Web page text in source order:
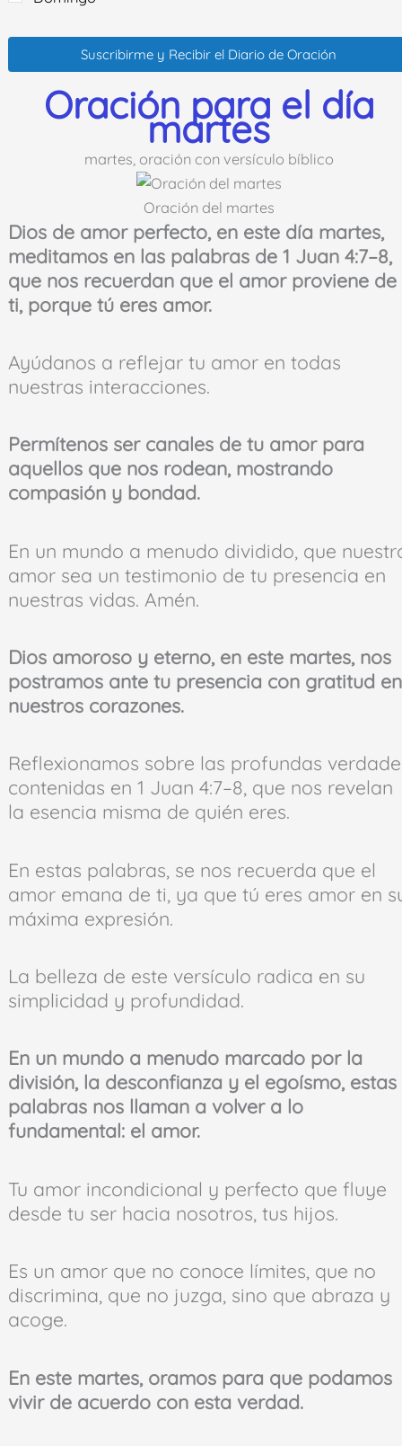
Suscribirme y Recibir el Diario de Oración
Oración para el día
martes
martes, oración con versículo bíblico
Oración del martes
Dios de amor perfecto, en este día martes,
meditamos en las palabras de 1 Juan 4:7–8,
que nos recuerdan que el amor proviene de
ti, porque tú eres amor.
Ayúdanos a reflejar tu amor en todas
nuestras interacciones.
Permítenos ser canales de tu amor para
aquellos que nos rodean, mostrando
compasión y bondad.
En un mundo a menudo dividido, que
amor sea un testimonio de tu presencia en
nuestras vidas. Amén.
Dios amoroso y eterno, en este martes, nos
postramos ante tu presencia con gratitud en
nuestros corazones.
Reflexionamos sobre las profundas
contenidas en 1 Juan 4:7–8, que nos revelan
la esencia misma de quién eres.
En estas palabras, se nos recuerda que el
amor emana de ti, ya que tú eres amor en
máxima expresión.
La belleza de este versículo radica en su
simplicidad y profundidad.
En un mundo a menudo marcado por la
división, la desconfianza y el egoísmo, estas
palabras nos llaman a volver a lo
fundamental: el amor.
Tu amor incondicional y perfecto que fluye
desde tu ser hacia nosotros, tus hijos.
Es un amor que no conoce límites, que no
discrimina, que no juzga, sino que abraza y
acoge.
En este martes, oramos para que podamos
vivir de acuerdo con esta verdad.